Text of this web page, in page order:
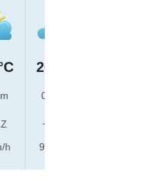
Z
h
26 °C
0 mm
9 km/h